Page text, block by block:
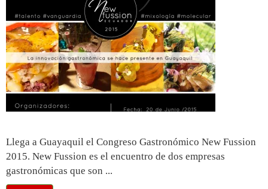
Llega a Guayaquil el Congreso Gastronómico New Fussion
2015. New Fussion es el encuentro de dos empresas
gastronómicas que son ...